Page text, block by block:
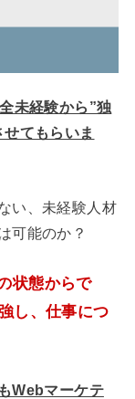
未経験から”独
てもらいま
い、未経験人材
可能のか？
状態からで
し、仕事につ
Webマーケテ